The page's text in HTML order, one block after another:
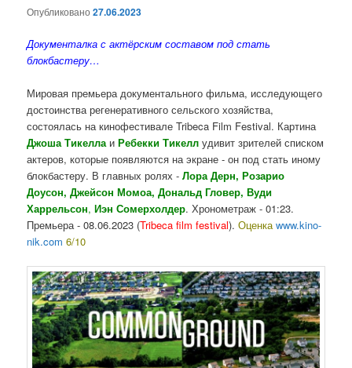
Опубликовано27.06.2023
Документалка с актёрским составом под стать
блокбастеру…
Мировая премьера документального фильма, исследующего
достоинства регенеративного сельского хозяйства,
состоялась на кинофестивале Tribeca Film Festival. Картина
Джоша ТикеллаиРебекки Тикелл удивит зрителей списком
актеров, которые появляются на экране - он под стать иному
блокбастеру. В главных ролях -Лора Дерн, Розарио
Доусон, Джейсон Момоа, Дональд Гловер, Вуди
Харрельсон,Иэн Сомерхолдер. Хронометраж - 01:23.
Премьера - 08.06.2023 (Tribeca film festival).Оценкаwww.kino-
nik.com 6/10